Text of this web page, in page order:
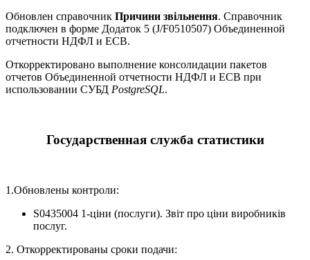
Обновлен справочник Причини звільнення. Справочник
подключен в форме Додаток 5 (J/F0510507) Объединенной
отчетности НДФЛ и ЕСВ.
Откорректировано выполнение консолидации пакетов
отчетов Объединенной отчетности НДФЛ и ЕСВ при
использовании СУБД PostgreSQL.
Государственная служба статистики
1.Обновлены контроли:
S0435004 1-ціни (послуги). Звіт про ціни виробників
послуг.
2. Откорректированы сроки подачи: